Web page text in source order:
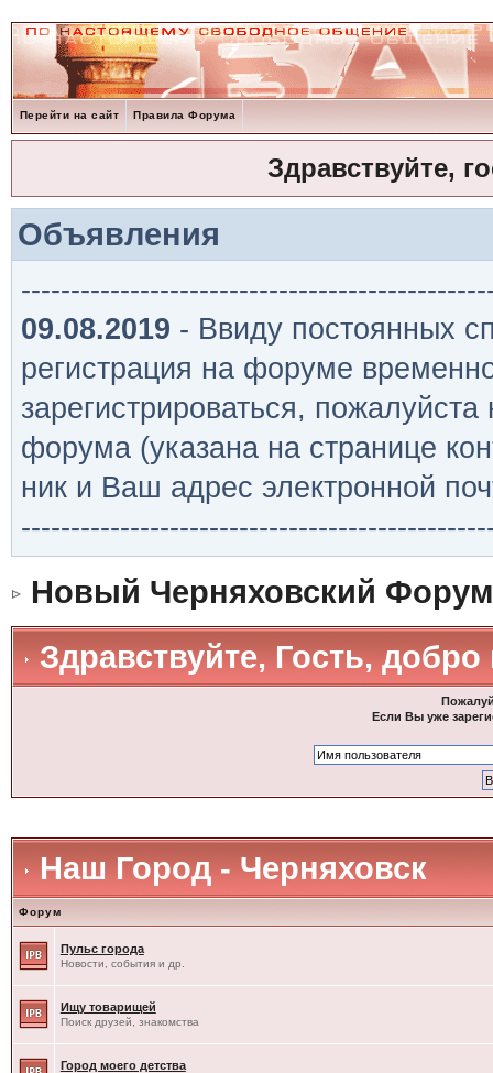
Перейти на сайт Правила Форума
Здравствуйте,
Объявления
09.08.2019 - Ввиду постоянных
регистрация на форуме
зарегистрироваться,
форума (указана на странице
ник и Ваш адрес электронной
Новый Черняховский Форум
Здравствуйте, Гость,
Если Вы уже
Наш Город - Черняховск
Форум
Пульс города
Новости, события и др.
Ищу товарищей
Поиск друзей, знакомства
Город моего детства